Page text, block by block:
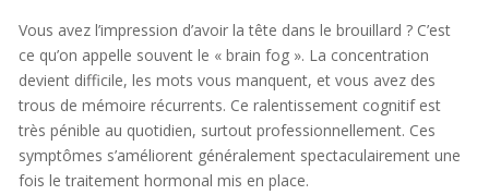
Vous avez l’impression d’avoir la tête dans le brouillard ? C’est
ce qu’on appelle souvent le « brain fog ». La concentration
devient difficile, les mots vous manquent, et vous avez des
trous de mémoire récurrents. Ce ralentissement cognitif est
très pénible au quotidien, surtout professionnellement. Ces
symptômes s’améliorent généralement spectaculairement une
fois le traitement hormonal mis en place.